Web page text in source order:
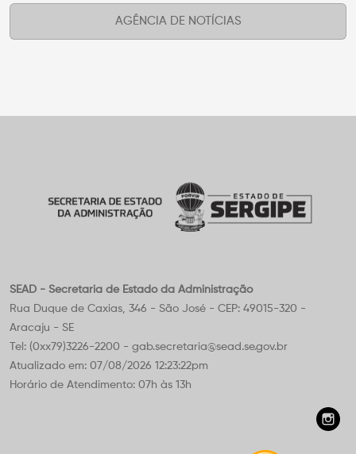
AGÊNCIA DE NOTÍCIAS
SEAD - Secretaria de Estado da Administração
Rua Duque de Caxias, 346 - São José - CEP: 49015-320 -
Aracaju - SE
Tel: (0xx79)3226-2200 - gab.secretaria@sead.se.gov.br
Atualizado em: 07/08/2026 12:23:22pm
Horário de Atendimento: 07h às 13h